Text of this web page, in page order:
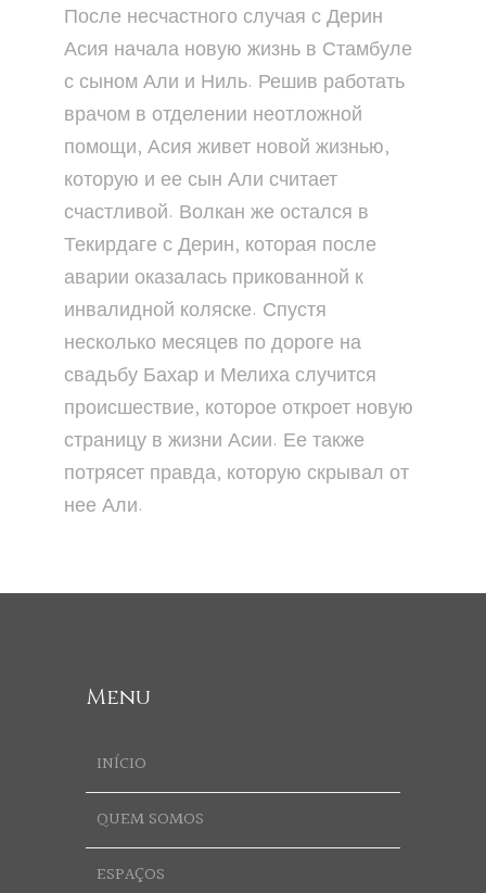
После несчастного случая с Дерин
Асия начала новую жизнь в Стамбуле
с сыном Али и Ниль. Решив работать
врачом в отделении неотложной
помощи, Асия живет новой жизнью,
которую и ее сын Али считает
счастливой. Волкан же остался в
Текирдаге с Дерин, которая после
аварии оказалась прикованной к
инвалидной коляске. Спустя
несколько месяцев по дороге на
свадьбу Бахар и Мелиха случится
происшествие, которое откроет новую
страницу в жизни Асии. Ее также
потрясет правда, которую скрывал от
нее Али.
Menu
INÍCIO
QUEM SOMOS
ESPAÇOS